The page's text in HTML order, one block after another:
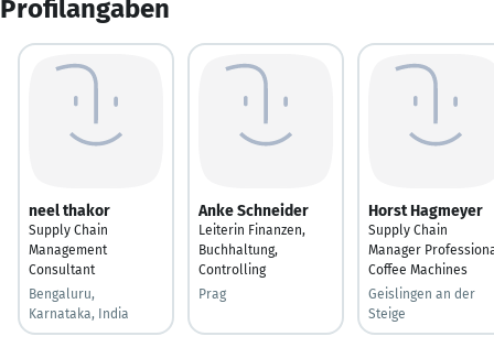
Profilangaben
neel thakor
Supply Chain
Management
Consultant
Bengaluru,
Karnataka, India
Anke Schneider
Leiterin Finanzen,
Buchhaltung,
Controlling
Prag
Horst Hagmeyer
Supply Chain
Manager
Coffee Machines
Geislingen an der
Steige